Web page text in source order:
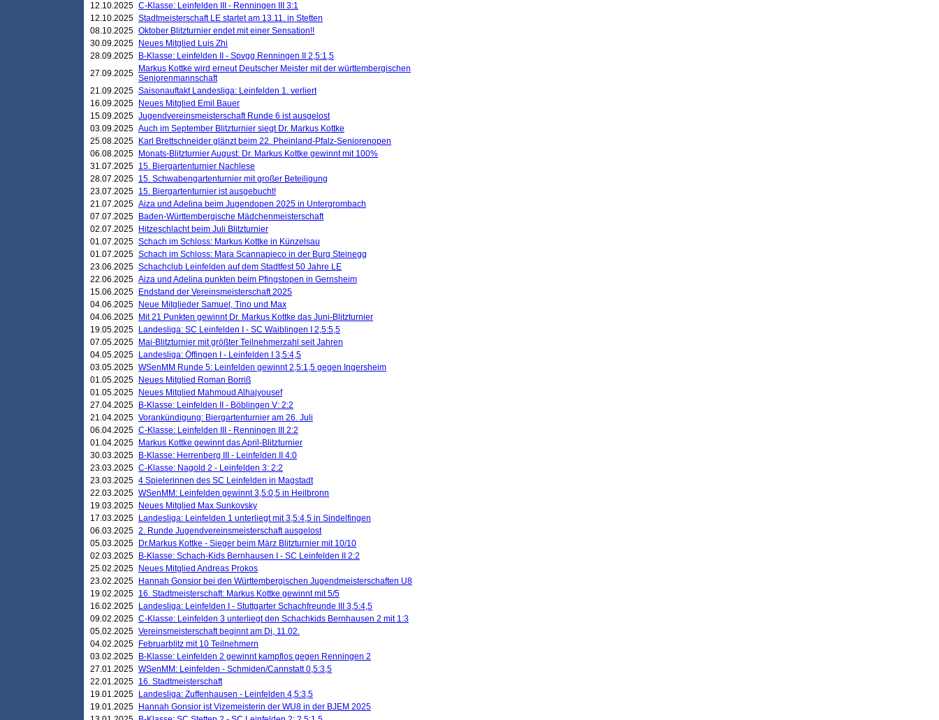
12.10.2025 C-Klasse: Leinfelden III - Renningen III 3:1
12.10.2025 Stadtmeisterschaft LE startet am 13.11. in Stetten
08.10.2025 Oktober Blitzturnier endet mit einer Sensation!!
30.09.2025
Neues Mitglied Luis Zhi
28.09.2025
B-Klasse: Leinfelden II - Spvgg Renningen II 2,5:1,5
27.09.2025
Markus Kottke wird erneut Deutscher Meister mit der württembergischen
Seniorenmannschaft
21.09.2025 Saisonauftakt Landesliga: Leinfelden 1. verliert
16.09.2025
Neues Mitglied Emil Bauer
15.09.2025 Jugendvereinsmeisterschaft Runde 6 ist ausgelost
03.09.2025 Auch im September Blitzturnier siegt Dr. Markus Kottke
25.08.2025
Karl Brettschneider glänzt beim 22. Pheinland-Pfalz-Seniorenopen
06.08.2025
Monats-Blitzturnier August: Dr. Markus Kottke gewinnt mit 100%
31.07.2025 15. Biergartenturnier Nachlese
28.07.2025 15. Schwabengartenturnier mit großer Beteiligung
23.07.2025 15. Biergartenturnier ist ausgebucht!
21.07.2025 Aiza und Adelina beim Jugendopen 2025 in Untergrombach
07.07.2025
Baden-Württembergische Mädchenmeisterschaft
02.07.2025
Hitzeschlacht beim Juli Blitzturnier
01.07.2025 Schach im Schloss: Markus Kottke in Künzelsau
01.07.2025 Schach im Schloss: Mara Scannapieco in der Burg Steinegg
23.06.2025 Schachclub Leinfelden auf dem Stadtfest 50 Jahre LE
22.06.2025 Aiza und Adelina punkten beim Pfingstopen in Gernsheim
15.06.2025
Endstand der Vereinsmeisterschaft 2025
04.06.2025
Neue Mitglieder Samuel, Tino und Max
04.06.2025
Mit 21 Punkten gewinnt Dr. Markus Kottke das Juni-Blitzturnier
19.05.2025
Landesliga: SC Leinfelden I - SC Waiblingen I 2,5:5,5
07.05.2025
Mai-Blitzturnier mit größter Teilnehmerzahl seit Jahren
04.05.2025
Landesliga: Öffingen I - Leinfelden I 3,5:4,5
03.05.2025 WSenMM Runde 5: Leinfelden gewinnt 2,5:1,5 gegen Ingersheim
01.05.2025
Neues Mitglied Roman Borriß
01.05.2025
Neues Mitglied Mahmoud Alhajyousef
27.04.2025
B-Klasse: Leinfelden II - Böblingen V: 2:2
21.04.2025 Vorankündigung: Biergartenturnier am 26. Juli
06.04.2025 C-Klasse: Leinfelden III - Renningen III 2:2
01.04.2025
Markus Kottke gewinnt das April-Blitzturnier
30.03.2025
B-Klasse: Herrenberg III - Leinfelden II 4:0
23.03.2025 C-Klasse: Nagold 2 - Leinfelden 3: 2:2
23.03.2025 4 Spielerinnen des SC Leinfelden in Magstadt
22.03.2025 WSenMM: Leinfelden gewinnt 3,5:0,5 in Heilbronn
19.03.2025
Neues Mitglied Max Sunkovsky
17.03.2025
Landesliga: Leinfelden 1 unterliegt mit 3,5:4,5 in Sindelfingen
06.03.2025 2. Runde Jugendvereinsmeisterschaft ausgelost
05.03.2025
Dr.Markus Kottke - Sieger beim März Blitzturnier mit 10/10
02.03.2025
B-Klasse: Schach-Kids Bernhausen I - SC Leinfelden II 2:2
25.02.2025
Neues Mitglied Andreas Prokos
23.02.2025
Hannah Gonsior bei den Württembergischen Jugendmeisterschaften U8
19.02.2025 16. Stadtmeisterschaft: Markus Kottke gewinnt mit 5/5
16.02.2025
Landesliga: Leinfelden I - Stuttgarter Schachfreunde III 3,5:4,5
09.02.2025 C-Klasse: Leinfelden 3 unterliegt den Schachkids Bernhausen 2 mit 1:3
05.02.2025 Vereinsmeisterschaft beginnt am Di, 11.02.
04.02.2025
Februarblitz mit 10 Teilnehmern
03.02.2025
B-Klasse: Leinfelden 2 gewinnt kampflos gegen Renningen 2
27.01.2025 WSenMM: Leinfelden - Schmiden/Cannstatt 0,5:3,5
22.01.2025 16. Stadtmeisterschaft
19.01.2025
Landesliga: Zuffenhausen - Leinfelden 4,5:3,5
19.01.2025
Hannah Gonsior ist Vizemeisterin der WU8 in der BJEM 2025